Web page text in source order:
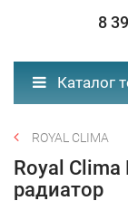
8
Каталог
ROYAL CLIMA
Royal
радиатор